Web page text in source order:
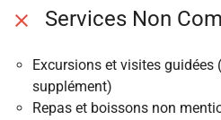
Services Non
Excursions et visites guidées
supplément)
Repas et boissons non